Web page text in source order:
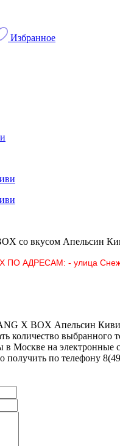
Избранное
со вкусом Апельсин
ПО АДРЕСАМ: - улица
X BOX Апельсин
количество
Москве на электронные
по телефону